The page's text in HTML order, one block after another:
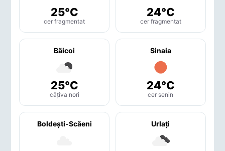
25°C
cer fragmentat
24°C
cer fragmentat
Băicoi
25°C
câțiva nori
Sinaia
24°C
cer senin
Boldeşti-Scăeni Urlaţi